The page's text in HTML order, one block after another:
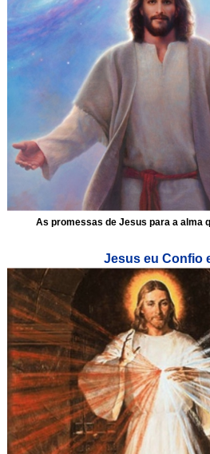
As promessas de Jesus para a alma
Jesus eu Confio